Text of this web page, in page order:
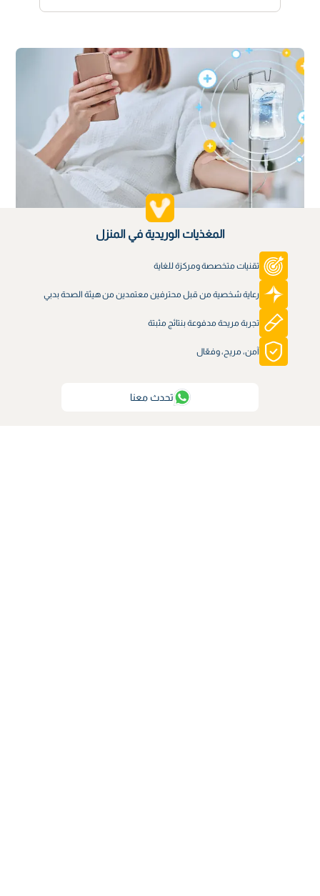
المغذيات الوريدية في المنزل
تقنيات متخصصة ومركزة للغاية
رعاية شخصية من قبل محترفين معتمدين من هيئة الصحة بدبي
تجربة مريحة مدفوعة بنتائج مثبتة
آمن، مريح، وفعّال
تحدث معنا